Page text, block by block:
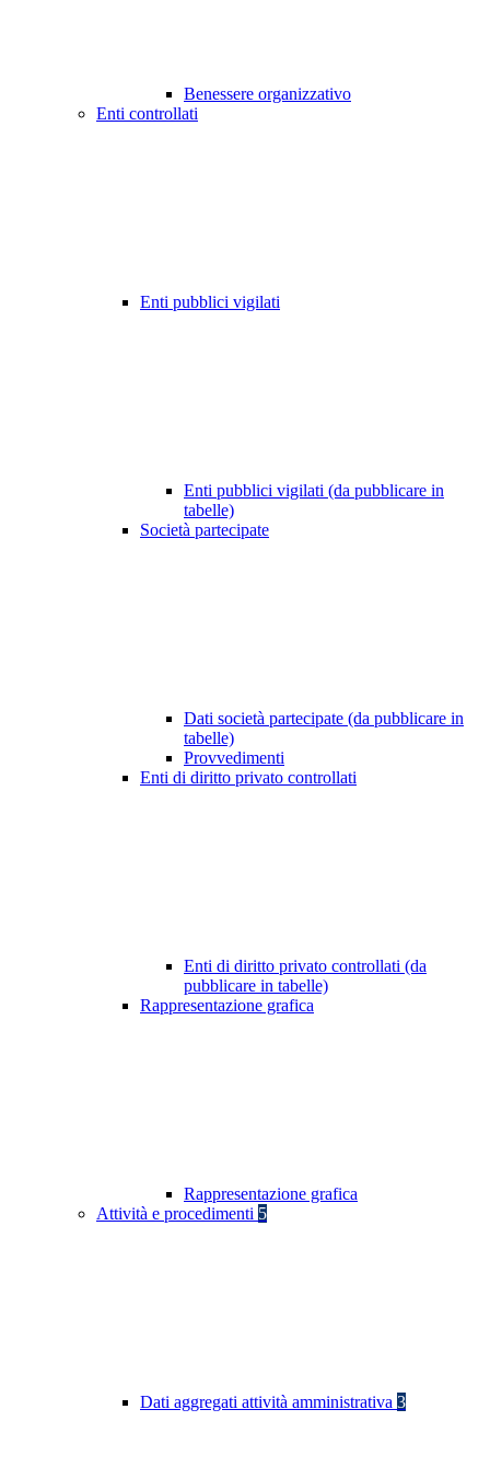
Benessere organizzativo
Enti controllati
Enti pubblici vigilati
Enti pubblici vigilati (da pubblicare in
tabelle)
Società partecipate
Dati società partecipate (da pubblicare in
tabelle)
Provvedimenti
Enti di diritto privato controllati
Enti di diritto privato controllati (da
pubblicare in tabelle)
Rappresentazione grafica
Rappresentazione grafica
Attività e procedimenti 5
Dati aggregati attività amministrativa 3